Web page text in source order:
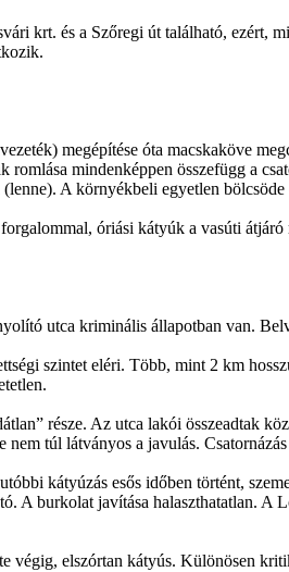
krt. és a Szőregi út található, ezért,
megépítése óta macskaköve
mindenképpen összefügg a
A környékbeli egyetlen
óriási kátyúk a vasúti
utca kriminális állapotban van.
szintet eléri. Több, mint 2 km
része. Az utca lakói összeadtak
túl látványos a javulás.
kátyúzás esős időben történt,
A burkolat javítása halaszthatatlan.
végig, elszórtan kátyús. Különösen